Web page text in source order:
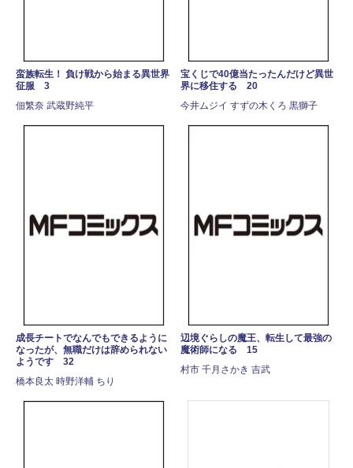
蛮族転生！ 負け戦から始まる異世界
征服 3
佃繁奈 武蔵野純平
宝くじで40億当たったんだけど異世
界に移住する 20
今井ムジイ すずの木くろ 黒獅子
成長チートでなんでもできるように
なったが、無職だけは辞められない
ようです 32
橋本良太 時野洋輔 ちり
辺境ぐらしの魔王、転生して最強の
魔術師になる 15
村市 千月さかき 吉武